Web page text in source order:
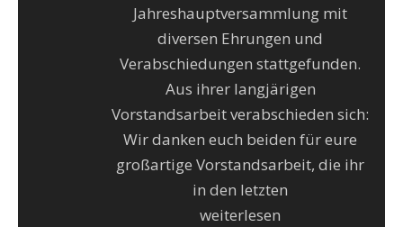
Jahreshauptversammlung mit
diversen Ehrungen und
Verabschiedungen stattgefunden.
Aus ihrer langjärigen
Vorstandsarbeit verabschieden sich:
Wir danken euch beiden für eure
großartige Vorstandsarbeit, die ihr
in den letzten
weiterlesen